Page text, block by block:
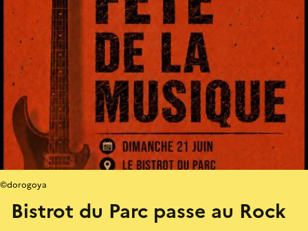
Bistrot du Parc passe au Rock
©dorogoya